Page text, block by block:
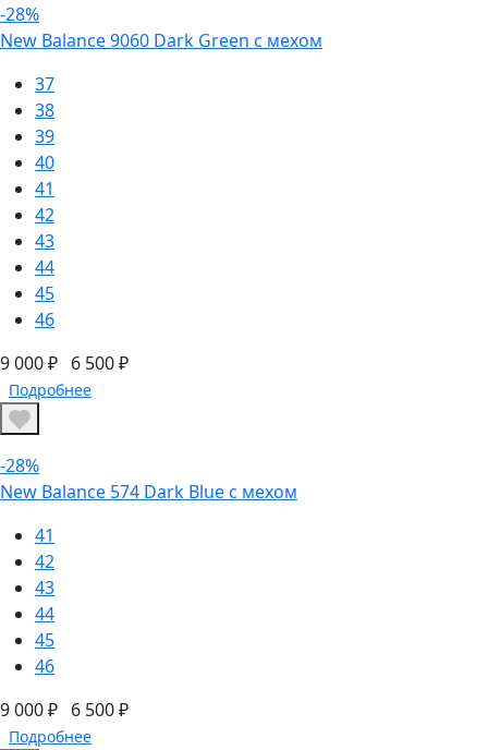
-28%
New Balance 9060 Dark Green с мехом
37
38
39
40
41
42
43
44
45
46
9 000 ₽ 6 500 ₽
Подробнее
-28%
New Balance 574 Dark Blue с мехом
41
42
43
44
45
46
9 000 ₽ 6 500 ₽
Подробнее